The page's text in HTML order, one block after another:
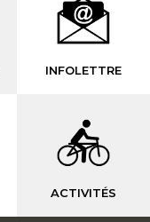
INFOLETTRE
ACTIVITÉS